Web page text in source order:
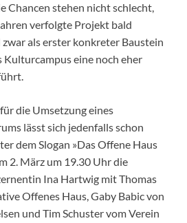
Chancen stehen nicht schlecht,
verfolgte Projekt bald
als erster konkreter Baustein
Kulturcampus eine noch eher
die Umsetzung eines
lässt sich jedenfalls schon
dem Slogan »Das Offene Haus
2. März um 19.30 Uhr die
Ina Hartwig mit Thomas
Offenes Haus, Gaby Babic von
und Tim Schuster vom Verein